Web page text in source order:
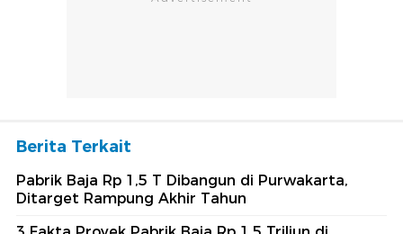
Berita Terkait
Pabrik Baja Rp 1,5 T Dibangun di Purwakarta,
Ditarget Rampung Akhir Tahun